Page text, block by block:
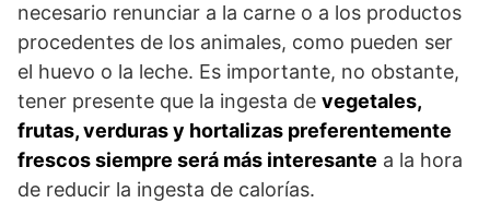
necesario renunciar a la carne o a los productos
procedentes de los animales, como pueden ser
el huevo o la leche. Es importante, no obstante,
tener presente que la ingesta de vegetales,
frutas, verduras y hortalizas preferentemente
frescos siempre será más interesante a la hora
de reducir la ingesta de calorías.